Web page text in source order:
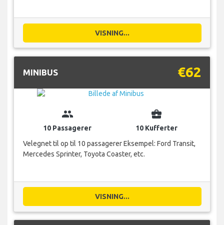
VISNING...
MINIBUS €62
group
10 Passagerer
business_center
10 Kufferter
Velegnet til op til 10 passagerer Eksempel: Ford Transit,
Mercedes Sprinter, Toyota Coaster, etc.
VISNING...